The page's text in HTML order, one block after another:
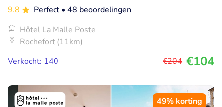
9.8 Perfect • 48 beoordelingen
Hôtel La Malle Poste
Rochefort (11km)
Verkocht: 140
€204 €104
49% korting